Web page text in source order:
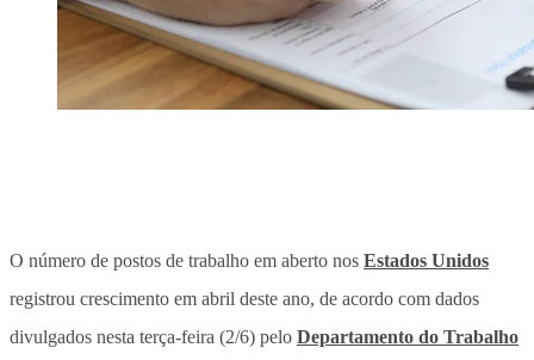
O número de postos de trabalho em aberto nos Estados Unidos
registrou crescimento em abril deste ano, de acordo com dados
divulgados nesta terça-feira (2/6) pelo Departamento do Trabalho